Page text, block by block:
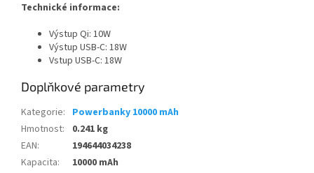
Technické informace:
Výstup Qi: 10W
Výstup USB-C: 18W
Vstup USB-C: 18W
Doplňkové parametry
Kategorie: Powerbanky 10000 mAh
Hmotnost:
0.241 kg
EAN:
194644034238
Kapacita: 10000 mAh